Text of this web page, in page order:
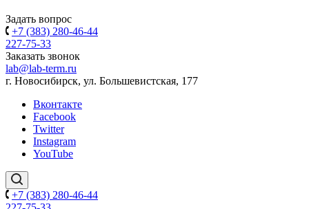
Задать вопрос
+7 (383) 280-46-44
227-75-33
Заказать звонок
lab@lab-term.ru
г. Новосибирск, ул. Большевистская, 177
Вконтакте
Facebook
Twitter
Instagram
YouTube
+7 (383) 280-46-44